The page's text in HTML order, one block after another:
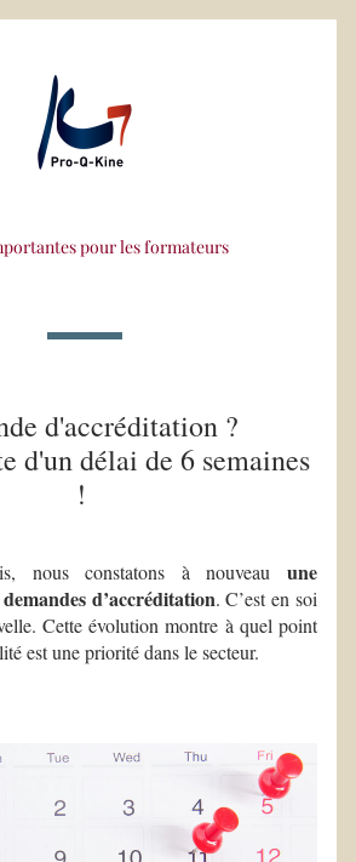
pour les formateurs
d'accréditation ?
d'un délai de 6 semaines
!
nous constatons à nouveau une
d’accréditation. C’est en soi
Cette évolution montre à quel point
est une priorité dans le secteur.